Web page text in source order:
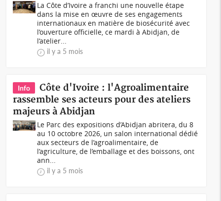
La Côte d’Ivoire a franchi une nouvelle étape
dans la mise en œuvre de ses engagements
internationaux en matière de biosécurité avec
l’ouverture officielle, ce mardi à Abidjan, de
l’atelier...
il y a 5 mois
Info
Côte d'Ivoire : l'Agroalimentaire
rassemble ses acteurs pour des ateliers
majeurs à Abidjan
Le Parc des expositions d’Abidjan abritera, du 8
au 10 octobre 2026, un salon international dédié
aux secteurs de l’agroalimentaire, de
l’agriculture, de l’emballage et des boissons, ont
ann...
il y a 5 mois